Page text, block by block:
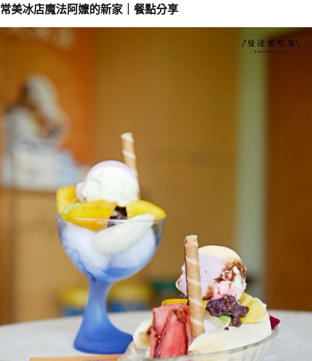
常美冰店魔法阿嬤的新家｜餐點分享